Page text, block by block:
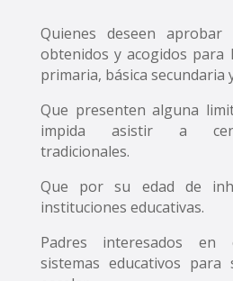
Quienes deseen aprobar
obtenidos y acogidos para
primaria, básica secundaria
Que presenten alguna
impida asistir a
tradicionales.
Que por su edad de
instituciones educativas.
Padres interesados
sistemas educativos